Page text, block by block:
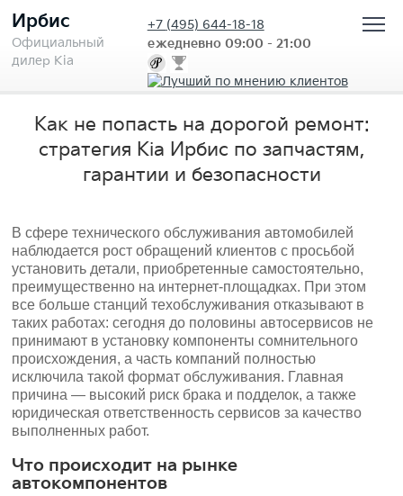
Ирбис
Официальный
дилер Kia
+7 (495) 644-18-18
ежедневно 09:00 - 21:00
Как не попасть на дорогой ремонт:
стратегия Kia Ирбис по запчастям,
гарантии и безопасности
В сфере технического обслуживания автомобилей
наблюдается рост обращений клиентов с просьбой
установить детали, приобретенные самостоятельно,
преимущественно на интернет-площадках. При этом
все больше станций техобслуживания отказывают в
таких работах: сегодня до половины автосервисов не
принимают в установку компоненты сомнительного
происхождения, а часть компаний полностью
исключила такой формат обслуживания. Главная
причина — высокий риск брака и подделок, а также
юридическая ответственность сервисов за качество
выполненных работ.
Что происходит на рынке
автокомпонентов